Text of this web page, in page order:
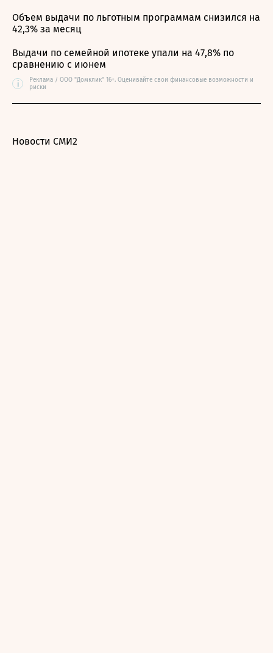
Объем выдачи по льготным программам снизился на
42,3% за месяц
Выдачи по семейной ипотеке упали на 47,8% по
сравнению с июнем
i
Реклама / ООО "Домклик" 16+. Оценивайте свои финансовые возможности и
риски
Новости СМИ2